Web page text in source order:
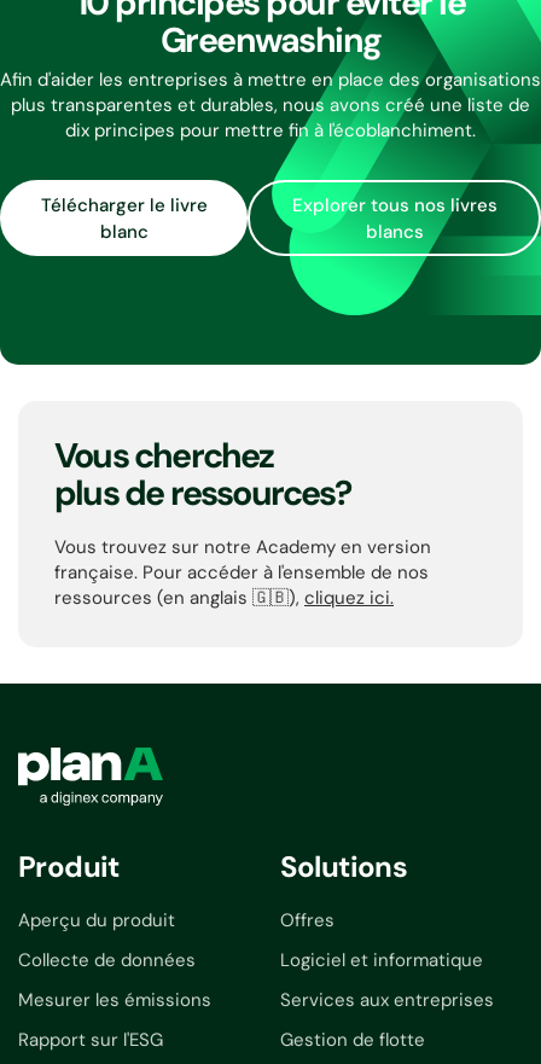
Greenwashing
Afin d'aider les entreprises à mettre en place des organisations
plus transparentes et durables, nous avons créé une liste de
dix principes pour mettre fin à l'écoblanchiment.
Télécharger le livre
blanc
Explorer tous nos livres
blancs
Vous cherchez
plus de ressources?
Vous trouvez sur notre Academy en version
française. Pour accéder à l'ensemble de nos
ressources (en anglais 🇬🇧), cliquez ici.
Produit
Aperçu du produit
Collecte de données
Mesurer les émissions
Rapport sur l'ESG
Solutions
Offres
Logiciel et informatique
Services aux entreprises
Gestion de flotte